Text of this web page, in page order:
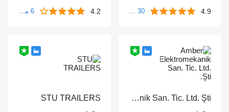
4.9 30 مراجعات 4.2 6 مراجعات
Amber Elektromekanik San. Tic. Ltd. Şti.
STU TRAILERS